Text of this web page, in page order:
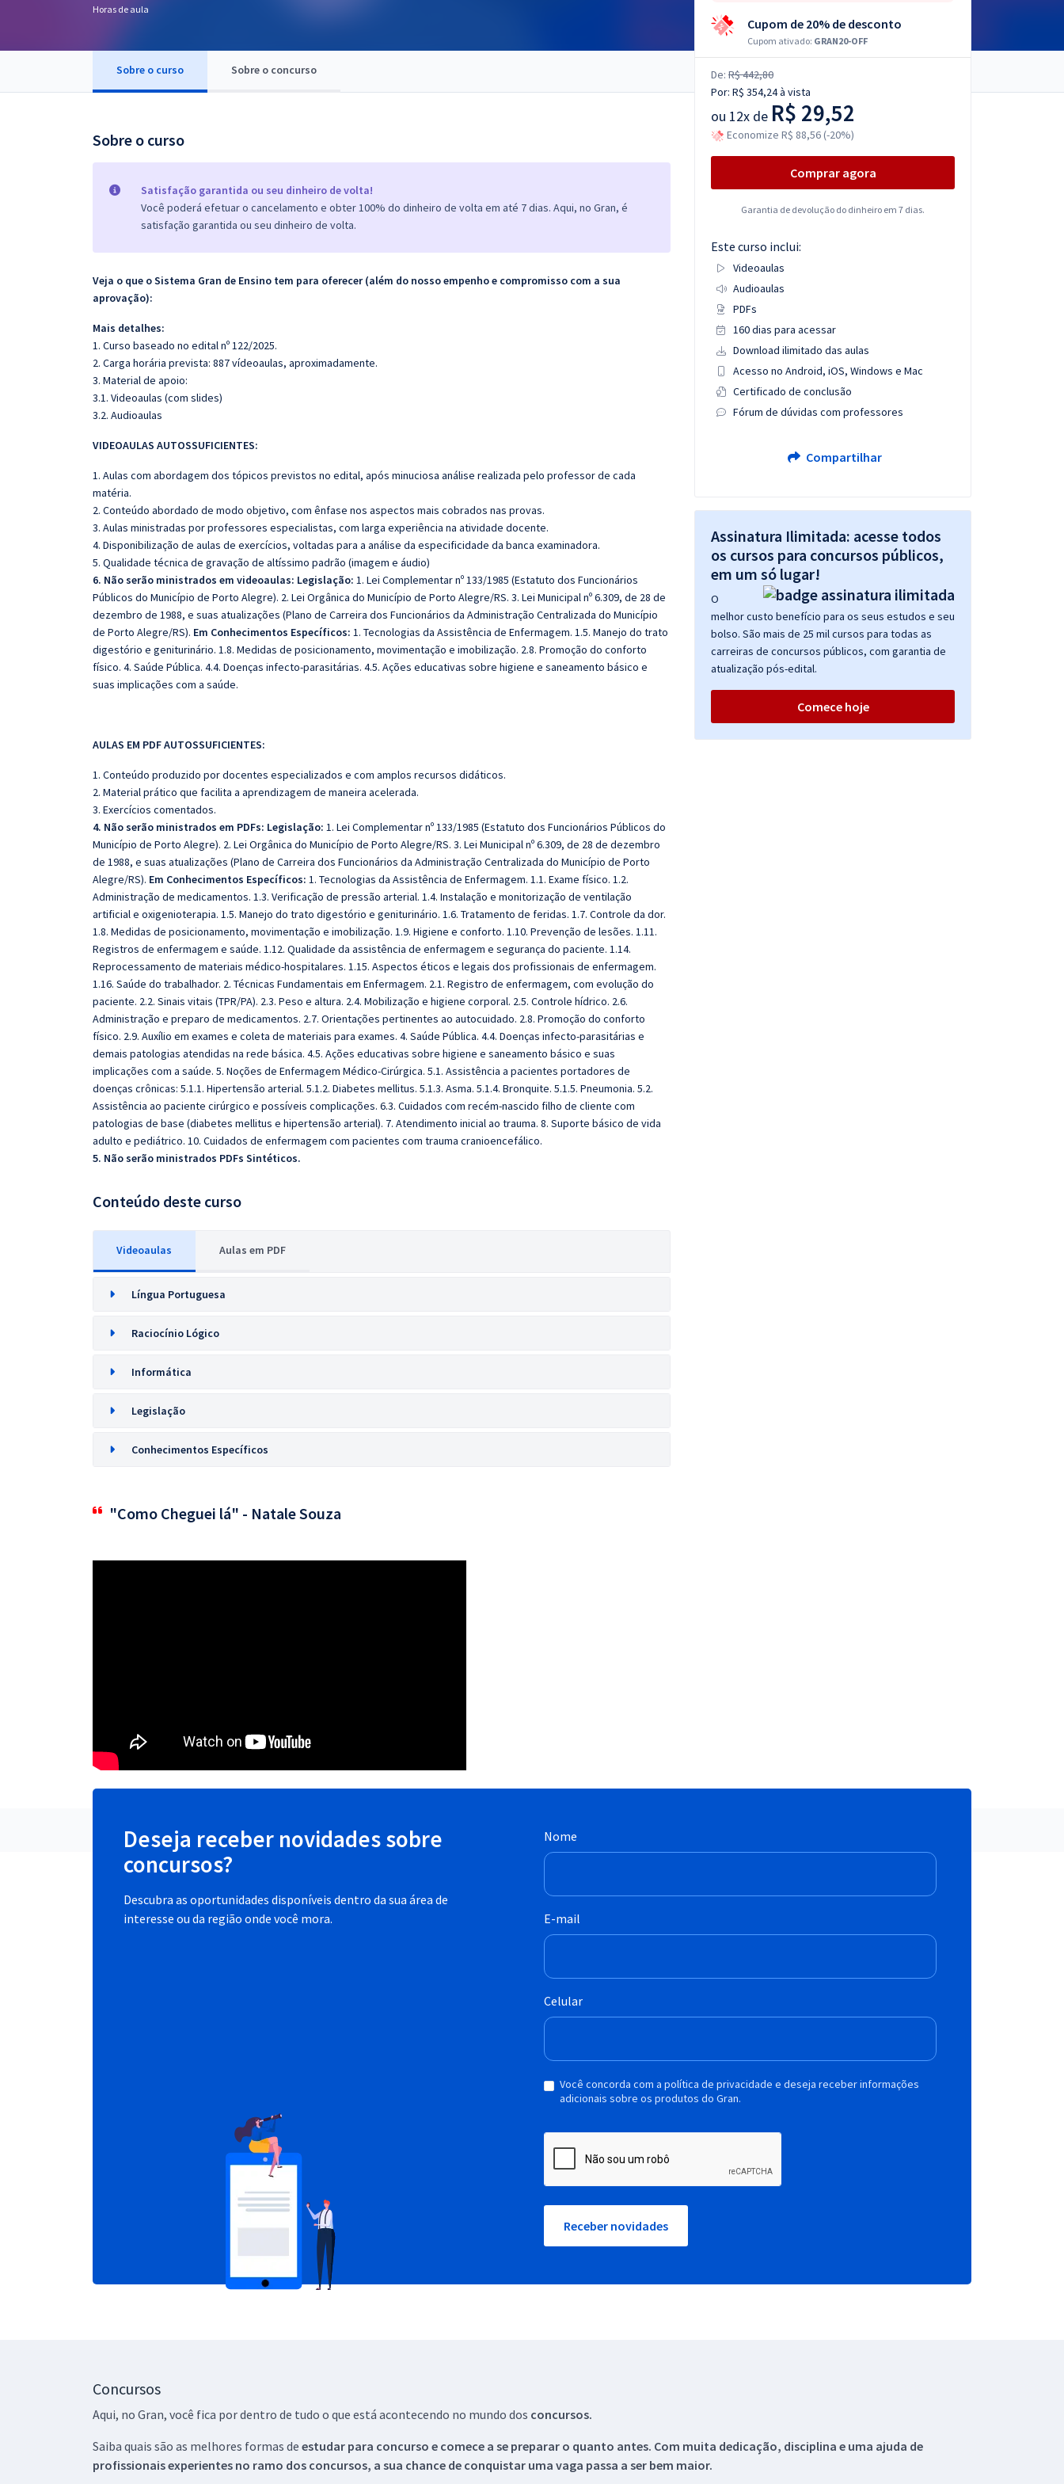
OAB
Questões grátis
Conteúdo gratuito
Horas de aula
Sobre o curso Sobre o concurso
Sobre o curso
Satisfação garantida ou seu dinheiro de volta!
Você poderá efetuar o cancelamento e obter 100% do dinheiro de volta em até 7 dias. Aqui, no Gran, é
satisfação garantida ou seu dinheiro de volta.
Veja o que o Sistema Gran de Ensino tem para oferecer (além do nosso empenho e compromisso com a sua
aprovação):
Mais detalhes:
1. Curso baseado no edital nº 122/2025.
2. Carga horária prevista: 887 vídeoaulas, aproximadamente.
3. Material de apoio:
3.1. Videoaulas (com slides)
3.2. Audioaulas
VIDEOAULAS AUTOSSUFICIENTES:
1. Aulas com abordagem dos tópicos previstos no edital, após minuciosa análise realizada pelo professor de cada
matéria.
2. Conteúdo abordado de modo objetivo, com ênfase nos aspectos mais cobrados nas provas.
3. Aulas ministradas por professores especialistas, com larga experiência na atividade docente.
4. Disponibilização de aulas de exercícios, voltadas para a análise da especificidade da banca examinadora.
5. Qualidade técnica de gravação de altíssimo padrão (imagem e áudio)
6. Não serão ministrados em videoaulas: Legislação: 1. Lei Complementar nº 133/1985 (Estatuto dos Funcionários
Públicos do Município de Porto Alegre). 2. Lei Orgânica do Município de Porto Alegre/RS. 3. Lei Municipal nº 6.309, de 28 de
dezembro de 1988, e suas atualizações (Plano de Carreira dos Funcionários da Administração Centralizada do Município
de Porto Alegre/RS). Em Conhecimentos Específicos: 1. Tecnologias da Assistência de Enfermagem. 1.5. Manejo do trato
digestório e geniturinário. 1.8. Medidas de posicionamento, movimentação e imobilização. 2.8. Promoção do conforto
físico. 4. Saúde Pública. 4.4. Doenças infecto-parasitárias. 4.5. Ações educativas sobre higiene e saneamento básico e
suas implicações com a saúde.
AULAS EM PDF AUTOSSUFICIENTES:
1. Conteúdo produzido por docentes especializados e com amplos recursos didáticos.
2. Material prático que facilita a aprendizagem de maneira acelerada.
3. Exercícios comentados.
4. Não serão ministrados em PDFs: Legislação: 1. Lei Complementar nº 133/1985 (Estatuto dos Funcionários Públicos do
Município de Porto Alegre). 2. Lei Orgânica do Município de Porto Alegre/RS. 3. Lei Municipal nº 6.309, de 28 de dezembro
de 1988, e suas atualizações (Plano de Carreira dos Funcionários da Administração Centralizada do Município de Porto
Alegre/RS). Em Conhecimentos Específicos: 1. Tecnologias da Assistência de Enfermagem. 1.1. Exame físico. 1.2.
Administração de medicamentos. 1.3. Verificação de pressão arterial. 1.4. Instalação e monitorização de ventilação
artificial e oxigenioterapia. 1.5. Manejo do trato digestório e geniturinário. 1.6. Tratamento de feridas. 1.7. Controle da dor.
1.8. Medidas de posicionamento, movimentação e imobilização. 1.9. Higiene e conforto. 1.10. Prevenção de lesões. 1.11.
Registros de enfermagem e saúde. 1.12. Qualidade da assistência de enfermagem e segurança do paciente. 1.14.
Reprocessamento de materiais médico-hospitalares. 1.15. Aspectos éticos e legais dos profissionais de enfermagem.
1.16. Saúde do trabalhador. 2. Técnicas Fundamentais em Enfermagem. 2.1. Registro de enfermagem, com evolução do
paciente. 2.2. Sinais vitais (TPR/PA). 2.3. Peso e altura. 2.4. Mobilização e higiene corporal. 2.5. Controle hídrico. 2.6.
Administração e preparo de medicamentos. 2.7. Orientações pertinentes ao autocuidado. 2.8. Promoção do conforto
físico. 2.9. Auxílio em exames e coleta de materiais para exames. 4. Saúde Pública. 4.4. Doenças infecto-parasitárias e
demais patologias atendidas na rede básica. 4.5. Ações educativas sobre higiene e saneamento básico e suas
implicações com a saúde. 5. Noções de Enfermagem Médico-Cirúrgica. 5.1. Assistência a pacientes portadores de
doenças crônicas: 5.1.1. Hipertensão arterial. 5.1.2. Diabetes mellitus. 5.1.3. Asma. 5.1.4. Bronquite. 5.1.5. Pneumonia. 5.2.
Assistência ao paciente cirúrgico e possíveis complicações. 6.3. Cuidados com recém-nascido filho de cliente com
patologias de base (diabetes mellitus e hipertensão arterial). 7. Atendimento inicial ao trauma. 8. Suporte básico de vida
adulto e pediátrico. 10. Cuidados de enfermagem com pacientes com trauma cranioencefálico.
5. Não serão ministrados PDFs Sintéticos.
Conteúdo deste curso
Videoaulas Aulas em PDF
Língua Portuguesa
Raciocínio Lógico
Informática
Legislação
Conhecimentos Específicos
"Como Cheguei lá" - Natale Souza
Cupom de 20% de desconto
Cupom ativado: GRAN20-OFF
De: R$ 442,80
Por: R$ 354,24à vista
ou 12x de R$ 29,52
Economize R$ 88,56 (-20%)
Comprar agora
Garantia de devolução do dinheiro em 7 dias.
Este curso inclui:
Videoaulas
Audioaulas
PDFs
160 dias para acessar
Download ilimitado das aulas
Acesso no Android, iOS, Windows e Mac
Certificado de conclusão
Fórum de dúvidas com professores
Compartilhar
Assinatura Ilimitada: acesse todos
os cursos para concursos públicos,
em um só lugar!
O
melhor custo benefício para os seus estudos e seu
bolso. São mais de 25 mil cursos para todas as
carreiras de concursos públicos, com garantia de
atualização pós-edital.
Comece hoje
Deseja receber novidades sobre
concursos?
Descubra as oportunidades disponíveis dentro da sua área de
interesse ou da região onde você mora.
Nome
E-mail
Celular
Você concorda com a política de privacidade e deseja receber informações
adicionais sobre os produtos do Gran.
Receber novidades
Concursos
Aqui, no Gran, você fica por dentro de tudo o que está acontecendo no mundo dos concursos.
Saiba quais são as melhores formas de estudar para concurso e comece a se preparar o quanto antes. Com muita dedicação, disciplina e uma ajuda de
profissionais experientes no ramo dos concursos, a sua chance de conquistar uma vaga passa a ser bem maior.